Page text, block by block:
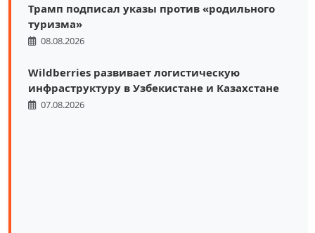
Трамп подписал указы против «родильного
туризма»
08.08.2026
Wildberries развивает логистическую
инфраструктуру в Узбекистане и Казахстане
07.08.2026